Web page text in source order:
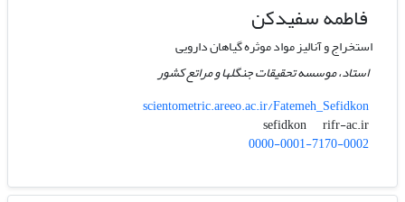
فاطمه سفیدکن
استخراج و آنالیز مواد موثره گیاهان دارویی
استاد، موسسه تحقیقات جنگلها و مراتع کشور
scientometric.areeo.ac.ir/Fatemeh_Sefidkon
sefidkon
rifr-ac.ir
0000-0001-7170-0002